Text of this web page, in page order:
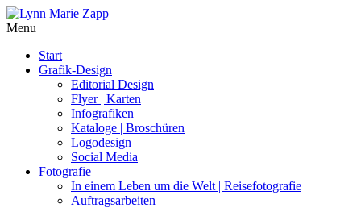
Menu
Start
Grafik-Design
Editorial Design
Flyer | Karten
Infografiken
Kataloge | Broschüren
Logodesign
Social Media
Fotografie
In einem Leben um die Welt | Reisefotografie
Auftragsarbeiten